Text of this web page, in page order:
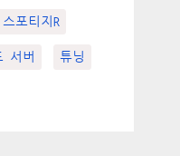
스포티지R
서버 튜닝